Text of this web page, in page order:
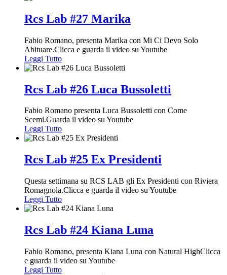
Rcs Lab #27 Marika
Fabio Romano, presenta Marika con Mi Ci Devo Solo
Abituare.Clicca e guarda il video su Youtube
Leggi Tutto
Rcs Lab #26 Luca Bussoletti
Fabio Romano presenta Luca Bussoletti con Come
Scemi.Guarda il video su Youtube
Leggi Tutto
Rcs Lab #25 Ex Presidenti
Questa settimana su RCS LAB gli Ex Presidenti con Riviera
Romagnola.Clicca e guarda il video su Youtube
Leggi Tutto
Rcs Lab #24 Kiana Luna
Fabio Romano, presenta Kiana Luna con Natural HighClicca
e guarda il video su Youtube
Leggi Tutto